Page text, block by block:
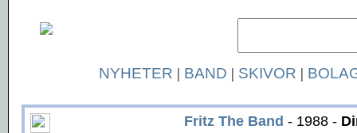
NYHETER | BAND | SKIVOR |
Fritz The Band - 1988 -